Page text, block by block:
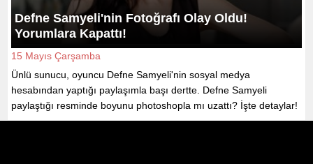
Defne Samyeli'nin Fotoğrafı Olay Oldu!
Yorumlara Kapattı!
15 Mayıs Çarşamba
Ünlü sunucu, oyuncu Defne Samyeli'nin sosyal medya
hesabından yaptığı paylaşımla başı dertte. Defne Samyeli
paylaştığı resminde boyunu photoshopla mı uzattı? İşte detaylar!